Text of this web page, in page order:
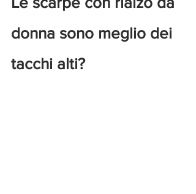
donna sono meglio dei
tacchi alti?